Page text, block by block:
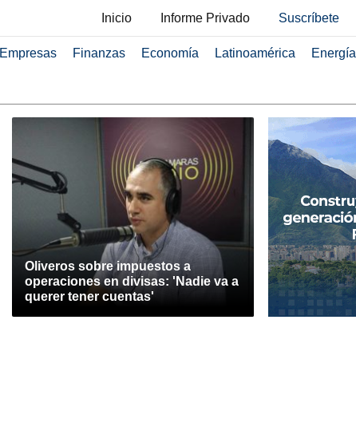
Inicio Informe Privado Suscríbete
Empresas Finanzas Economía Latinoamérica Energía
Oliveros sobre impuestos a
operaciones en divisas: 'Nadie va a
querer tener cuentas'